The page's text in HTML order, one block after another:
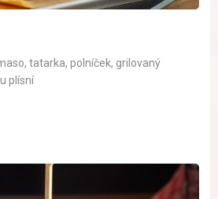
, tatarka, polníček, grilovaný
plísní